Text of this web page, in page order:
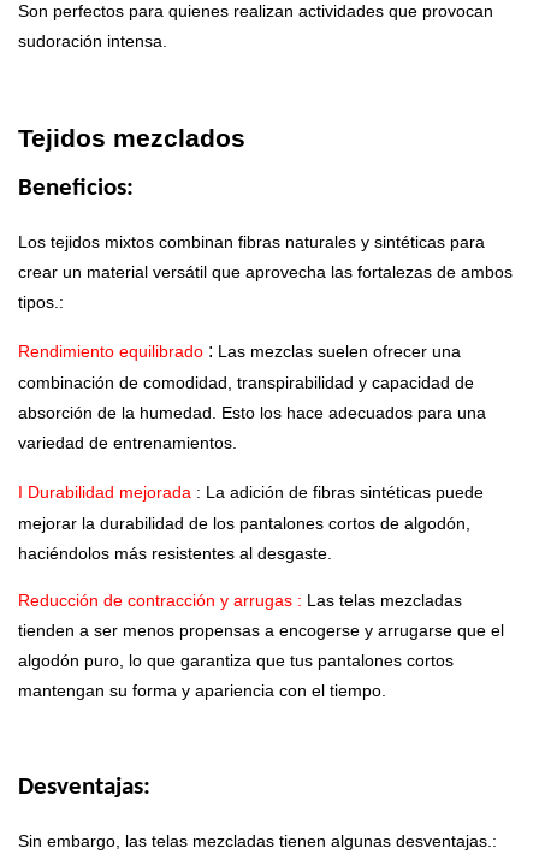
Son perfectos para quienes realizan actividades que provocan
sudoración intensa.
Tejidos mezclados
Beneficios:
Los tejidos mixtos combinan fibras naturales y sintéticas para
crear un material versátil que aprovecha las fortalezas de ambos
tipos.:
Rendimiento equilibrado : Las mezclas suelen ofrecer una
combinación de comodidad, transpirabilidad y capacidad de
absorción de la humedad. Esto los hace adecuados para una
variedad de entrenamientos.
I Durabilidad mejorada : La adición de fibras sintéticas puede
mejorar la durabilidad de los pantalones cortos de algodón,
haciéndolos más resistentes al desgaste.
Reducción de contracción y arrugas : Las telas mezcladas
tienden a ser menos propensas a encogerse y arrugarse que el
algodón puro, lo que garantiza que tus pantalones cortos
mantengan su forma y apariencia con el tiempo.
Desventajas:
Sin embargo, las telas mezcladas tienen algunas desventajas.: